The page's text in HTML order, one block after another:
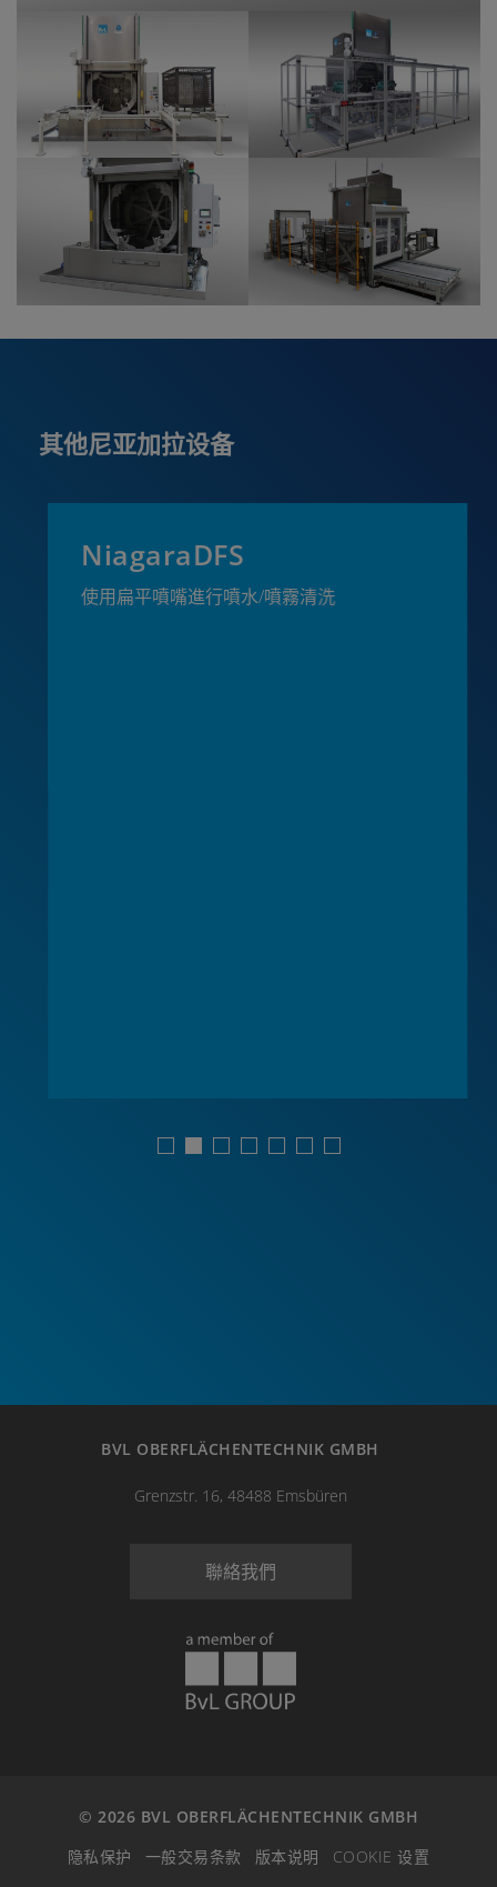
其他尼亚加拉设备
BVL OBERFLÄCHENTECHNIK GMBH
Grenzstr. 16, 48488 Emsbüren
聯絡我們
© 2026 BVL OBERFLÄCHENTECHNIK GMBH
隐私保护
一般交易条款 版本说明 COOKIE 设置